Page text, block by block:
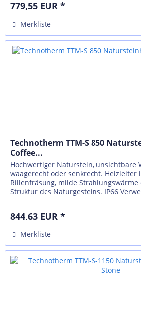
779,55 EUR *
Merkliste
Technotherm TTM-S 850
Coffee...
Hochwertiger Naturstein, unsichtbare
waagerecht oder senkrecht. Heizleiter
Rillenfräsung, milde
Struktur des Naturgesteins. IP66
844,63 EUR *
Merkliste